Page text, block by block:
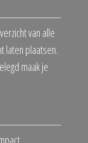
van alle
laten plaatsen.
maak je